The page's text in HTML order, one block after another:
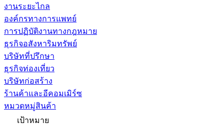
งานระยะไกล
องค์กรทางการแพทย์
การปฏิบัติงานทางกฎหมาย
ธุรกิจอสังหาริมทรัพย์
บริษัทที่ปรึกษา
ธุรกิจท่องเที่ยว
บริษัทก่อสร้าง
ร้านค้าและอีคอมเมิร์ซ
หมวดหมู่สินค้า
เป้าหมาย